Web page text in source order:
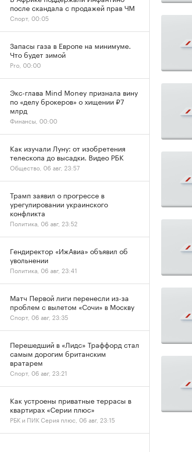
после скандала с продажей прав ЧМ
Спорт, 00:05
Запасы газа в Европе на минимуме.
Что будет зимой
Pro, 00:00
Экс-глава Mind Money признала вину
по «делу брокеров» о хищении ₽7
млрд
Финансы, 00:00
Как изучали Луну: от изобретения
телескопа до высадки. Видео РБК
Общество, 06 авг, 23:57
Трамп заявил о прогрессе в
урегулировании украинского
конфликта
Политика, 06 авг, 23:52
Гендиректор «ИжАвиа» объявил об
увольнении
Политика, 06 авг, 23:41
Матч Первой лиги перенесли из-за
проблем с вылетом «Сочи» в Москву
Спорт, 06 авг, 23:35
Перешедший в «Лидс» Траффорд стал
самым дорогим британским
вратарем
Спорт, 06 авг, 23:21
Как устроены приватные террасы в
квартирах «Серии плюс»
РБК и ПИК Серия плюс, 06 авг, 23:15